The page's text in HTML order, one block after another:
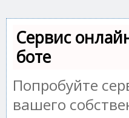
Сервис
боте
Попробуйте
вашего